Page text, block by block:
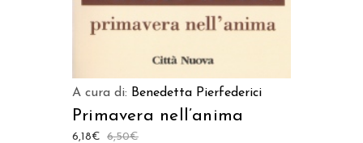
A cura di: Benedetta Pierfederici
Primavera nell’anima
6,50€
6,18€